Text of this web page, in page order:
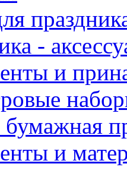
-
и
бумажная
и